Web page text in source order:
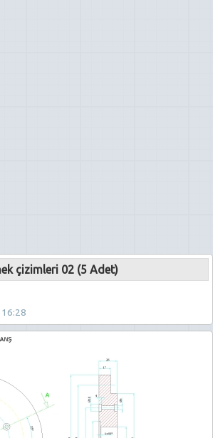
çizimleri 02 (5 Adet)